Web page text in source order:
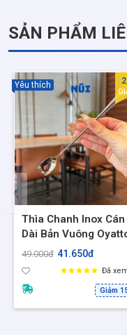
SẢN PHẨM
Thìa Chanh Inox Cán
Dài Bản Vuông
O97 – Thìa Khuấy Ly
Thực Phẩm
49.000đ 41.650đ
Đã
Giảm
Yêu thích